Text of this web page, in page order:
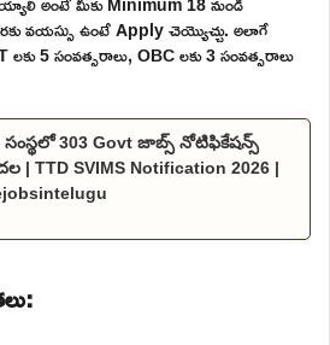
వయస్సు ఉంటే Apply చెయ్యొచ్చు. అలాగే
లకు 5 సంవత్సరాలు, OBC లకు 3 సంవత్సరాలు
సంస్థలో 303 Govt జాబ్స్ నోటిఫికేషన్స్
| TTD SVIMS Notification 2026 |